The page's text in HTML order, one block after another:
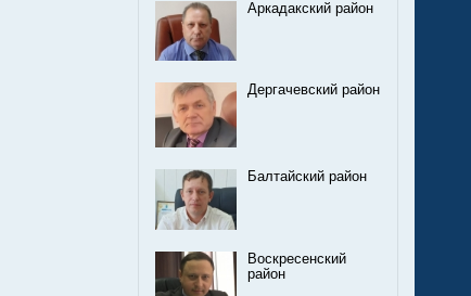
Аркадакский район
Дергачевский район
Балтайский район
Воскресенский
район